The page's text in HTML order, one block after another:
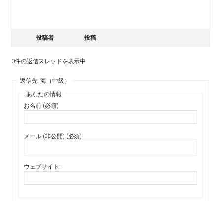
投稿者 投稿
0件の返信スレッドを表示中
返信先: 海（中級）
あなたの情報:
お名前 (必須)
メール (非公開) (必須):
ウェブサイト: